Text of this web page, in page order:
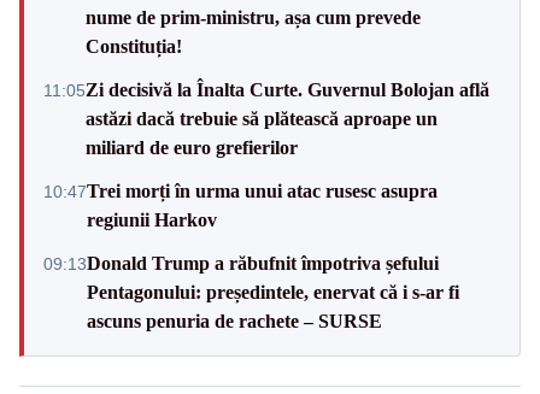
nume de prim-ministru, așa cum prevede
Constituția!
11:05Zi decisivă la Înalta Curte. Guvernul Bolojan află
astăzi dacă trebuie să plătească aproape un
miliard de euro grefierilor
10:47Trei morți în urma unui atac rusesc asupra
regiunii Harkov
09:13Donald Trump a răbufnit împotriva șefului
Pentagonului: președintele, enervat că i s-ar fi
ascuns penuria de rachete – SURSE